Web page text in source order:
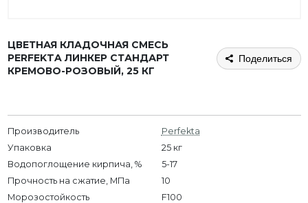
ЦВЕТНАЯ КЛАДОЧНАЯ СМЕСЬ
PERFEKTA ЛИНКЕР СТАНДАРТ
КРЕМОВО-РОЗОВЫЙ, 25 КГ
Поделиться
Производитель
Perfekta
Упаковка
25 кг
Водопоглощение кирпича, %
5-17
Прочность на сжатие, МПа
10
Морозостойкость
F100